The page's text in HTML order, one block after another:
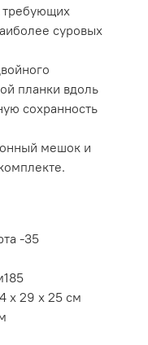
требующих
суровых
планки вдоль
сохранность
мешок и
-35
185
х 29 х 25 см